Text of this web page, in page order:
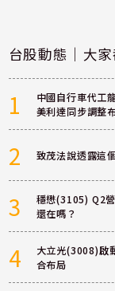
台股動態｜大
1
中國自行車代工
美利達同步調整
2 致茂法說透露這
3
穩懋(3105) Q2
還在嗎？
4
大立光(3008)啟
合布局